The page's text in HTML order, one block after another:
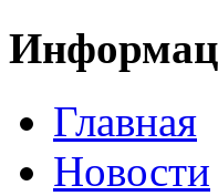
Главная
Новости